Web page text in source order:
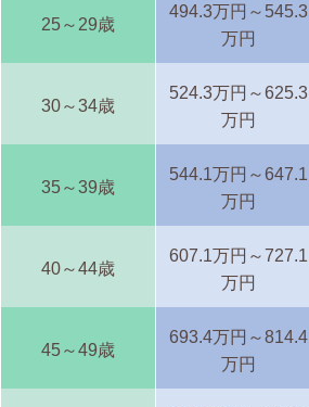
25～29歳
494.3万円～545.3
万円
30～34歳
524.3万円～625.3
万円
35～39歳
544.1万円～647.1
万円
40～44歳
607.1万円～727.1
万円
45～49歳
693.4万円～814.4
万円